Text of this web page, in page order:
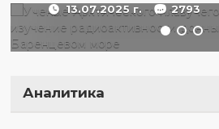
13.07.2025 г. 2793
Аналитика